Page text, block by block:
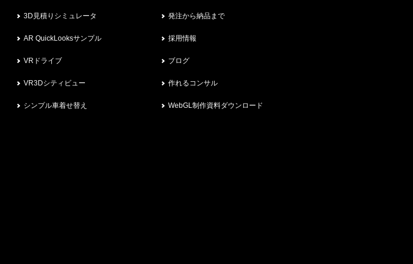
3D見積りシミュレータ
AR QuickLooksサンプル
VRドライブ
VR3Dシティビュー
シンプル車着せ替え
発注から納品まで
採用情報
ブログ
作れるコンサル
WebGL制作資料ダウンロード